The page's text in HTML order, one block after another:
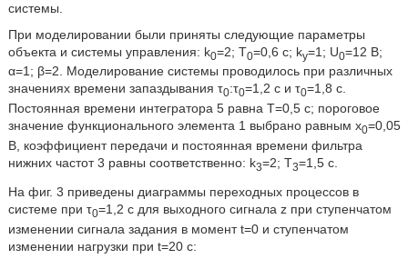
системы.
При моделировании были приняты следующие параметры
объекта и системы управления: k0=2; T0=0,6 с; kу=1; U0=12 В;
α=1; β=2. Моделирование системы проводилось при различных
значениях времени запаздывания τ0:τ0=1,2 с и τ0=1,8 с.
Постоянная времени интегратора 5 равна T=0,5 с; пороговое
значение функционального элемента 1 выбрано равным х0=0,05
В, коэффициент передачи и постоянная времени фильтра
нижних частот 3 равны соответственно: k3=2; T3=1,5 с.
На фиг. 3 приведены диаграммы переходных процессов в
системе при τ0=1,2 с для выходного сигнала z при ступенчатом
изменении сигнала задания в момент t=0 и ступенчатом
изменении нагрузки при t=20 с: